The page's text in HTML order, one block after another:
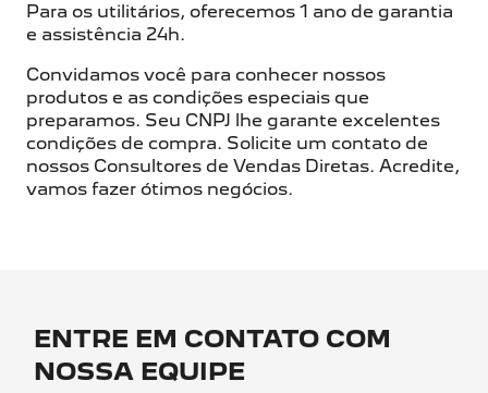
Para os utilitários, oferecemos 1 ano de garantia
e assistência 24h.
Convidamos você para conhecer nossos
produtos e as condições especiais que
preparamos. Seu CNPJ lhe garante excelentes
condições de compra. Solicite um contato de
nossos Consultores de Vendas Diretas. Acredite,
vamos fazer ótimos negócios.
ENTRE EM CONTATO COM
NOSSA EQUIPE